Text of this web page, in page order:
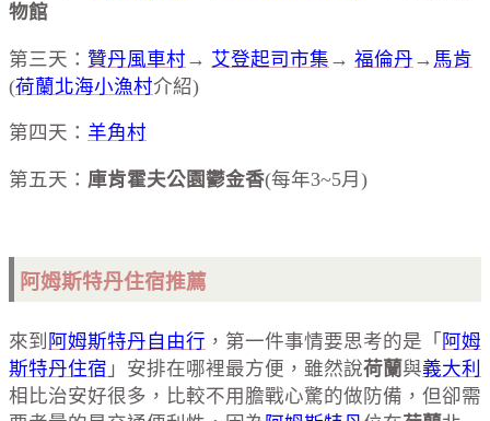
物館
第三天： 贊丹風車村 → 艾登起司市集 → 福倫丹 → 馬肯
(荷蘭北海小漁村介紹)
第四天： 羊角村
第五天： 庫肯霍夫公園鬱金香(每年3~5月)
阿姆斯特丹住宿推薦
來到 阿姆斯特丹自由行 ，第一件事情要思考的是「 阿姆
斯特丹住宿 」安排在哪裡最方便，雖然說荷蘭與義大利
相比治安好很多，比較不用膽戰心驚的做防備，但卻需